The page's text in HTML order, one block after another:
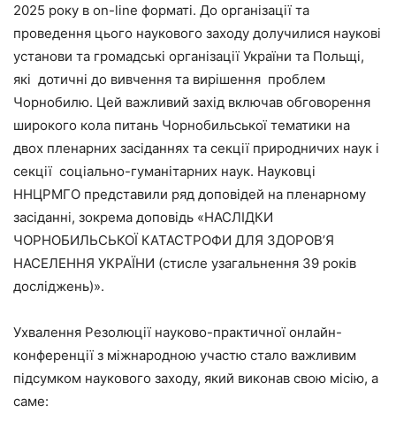
2025 року в on-line форматі. До організації та
проведення цього наукового заходу долучилися наукові
установи та громадські організації України та Польщі,
які дотичні до вивчення та вирішення проблем
Чорнобилю. Цей важливий захід включав обговорення
широкого кола питань Чорнобильської тематики на
двох пленарних засіданнях та секції природничих наук і
секції соціально-гуманітарних наук. Науковці
ННЦРМГО представили ряд доповідей на пленарному
засіданні, зокрема доповідь «НАСЛІДКИ
ЧОРНОБИЛЬСЬКОЇ КАТАСТРОФИ ДЛЯ ЗДОРОВ’Я
НАСЕЛЕННЯ УКРАЇНИ (стисле узагальнення 39 років
досліджень)».
Ухвалення Резолюції науково-практичної онлайн-
конференції з міжнародною участю стало важливим
підсумком наукового заходу, який виконав свою місію, а
саме: